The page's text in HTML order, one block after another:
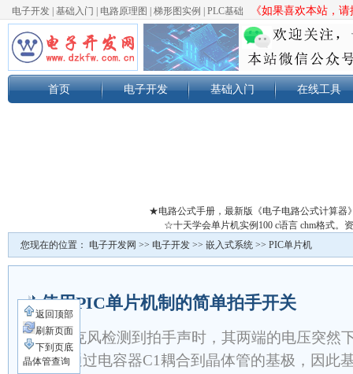
电子开发 基础入门 电路原理图 梯形图实例 PLC基础 《如果喜欢本站，
首页 电子开发 基础入门 在线工具
★电路公式手册，最新版《电子电路公式计算器
☆十天学会单片机实例100 c语言 chm格式。
您现在的位置： 电子开发网 >> 电子开发 >> 嵌入式系统 >> PIC单片机
使用PIC单片机制的简单拍手开关
当麦克风检测到拍手声时，其两端的电压突然
出电压通过电容器C1耦合到晶体管的基极，因此
返回顶部
刷新页面
下到页底
晶体管查询